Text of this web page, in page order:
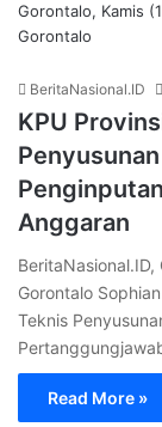
Gorontalo, Kamis
Gorontalo
BeritaNasional.ID
KPU
Anggaran
Gorontalo
Teknis
Read More »